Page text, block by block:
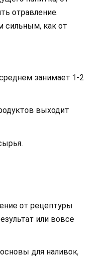
отравление.
сильным, как от
занимает 1-2
выходит
от рецептуры
или вовсе
для наливок,